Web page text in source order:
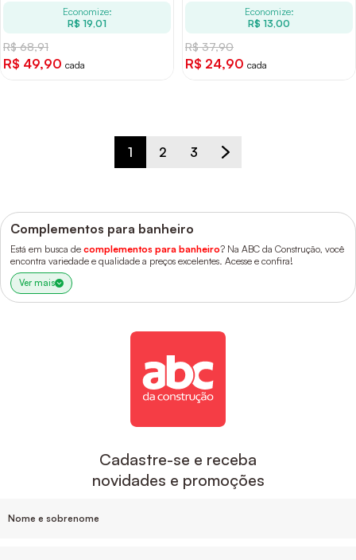
Economize:
R$ 19,01
R$ 68,91
R$ 49,90 cada
Economize:
R$ 13,00
R$ 37,90
R$ 24,90 cada
1 2 3
Complementos para banheiro
Está em busca de complementos para banheiro? Na ABC da Construção, você
encontra variedade e qualidade a preços excelentes. Acesse e confira!
Ver mais
Cadastre-se e receba
novidades e promoções